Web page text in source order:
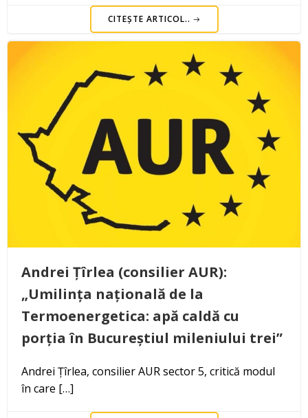
CITEȘTE ARTICOL..
Andrei Țîrlea (consilier AUR):
„Umilința națională de la
Termoenergetica: apă caldă cu
porția în Bucureștiul mileniului trei”
Andrei Țîrlea, consilier AUR sector 5, critică modul
în care […]